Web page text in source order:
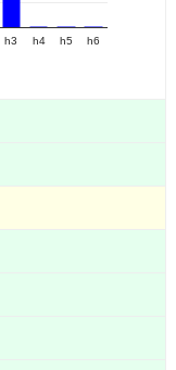
h3 h4 h5 h6